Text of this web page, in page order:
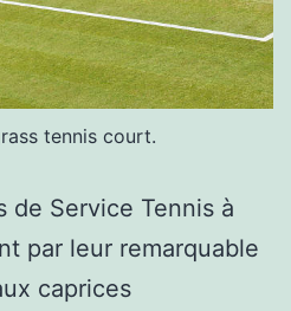
tennis court.
de Service Tennis à
par leur remarquable
caprices